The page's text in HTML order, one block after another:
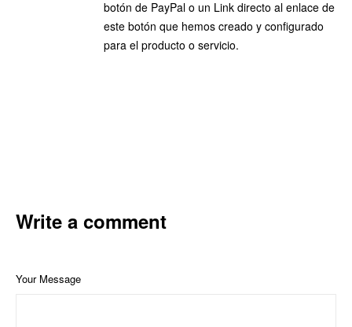
botón de PayPal o un Link directo al enlace de
este botón que hemos creado y configurado
para el producto o servicio.
Write a comment
Your Message